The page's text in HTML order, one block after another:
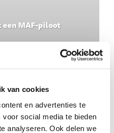
van cookies
en advertenties te
social media te bieden
analyseren. Ook delen we
een MAF-piloot